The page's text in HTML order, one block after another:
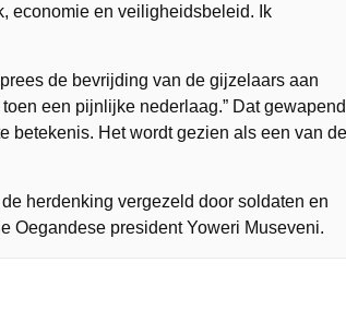
economie en veiligheidsbeleid. Ik
de bevrijding van de gijzelaars aan
een pijnlijke nederlaag.” Dat gewapend
betekenis. Het wordt gezien als een van de
herdenking vergezeld door soldaten en
Oegandese president Yoweri Museveni.